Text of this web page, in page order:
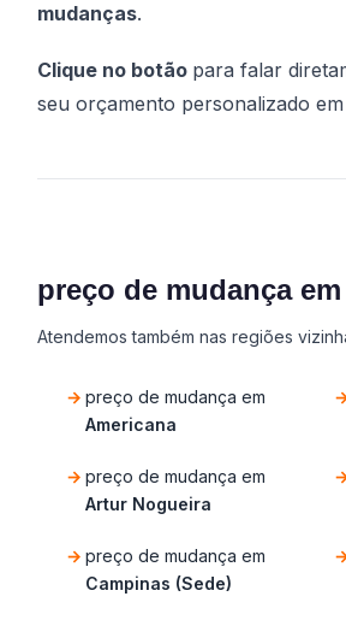
mudanças.
Clique no botão para falar
seu orçamento personalizado
preço de mudança
Atendemos também nas regiões
preço de mudança em
Americana
preço de mudança em
Artur Nogueira
preço de mudança em
Campinas (Sede)